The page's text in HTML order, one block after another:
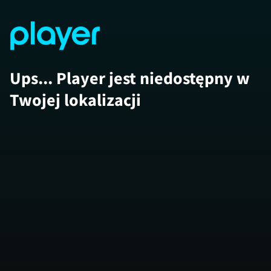
Ups... Player jest niedostępny w
Twojej lokalizacji